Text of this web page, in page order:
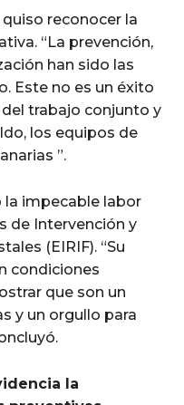
reconocer la
“La prevención,
han sido las
Este no es un éxito
trabajo conjunto y
los equipos de
”.
la impecable labor
de Intervención y
(EIRIF). “Su
condiciones
que son un
y un orgullo para
la